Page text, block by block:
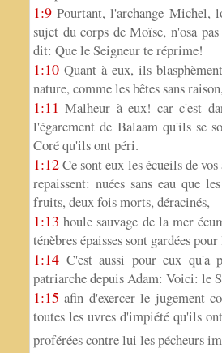
1:9 Pourtant, l'archange Michel,
sujet du corps de Moïse, n'osa
dit: Que le Seigneur te réprime!
1:10 Quant à eux, ils
nature, comme les bêtes sans
1:11 Malheur à eux! car c'est
l'égarement de Balaam qu'ils se
Coré qu'ils ont péri.
1:12Ce sont eux les écueils de
repaissent: nuées sans eau que
fruits, deux fois morts, déracinés,
1:13 houle sauvage de la mer
ténèbres épaisses sont gardées
1:14 C'est aussi pour eux qu'a
patriarche depuis Adam: Voici: le
1:15 afin d'exercer le jugement
toutes les uvres d'impiété qu'ils
proférées contre lui les pécheurs